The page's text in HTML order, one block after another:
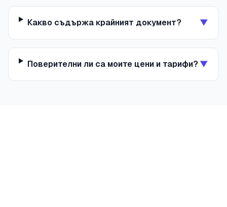
Какво съдържа крайният документ? ▼
Поверителни ли са моите цени и тарифи? ▼